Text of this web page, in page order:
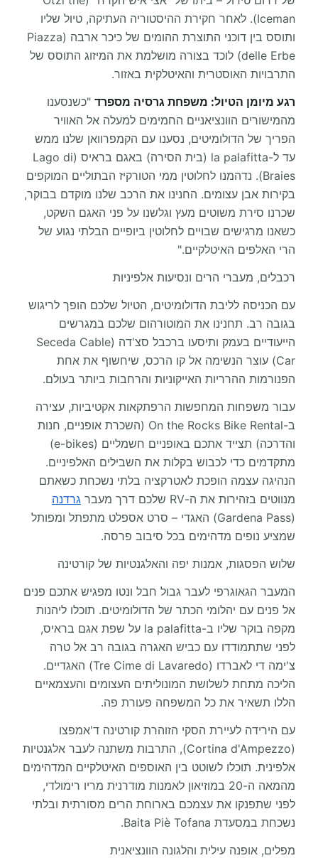
Iceman). לאחר חקירת ההיסטוריה העתיקה, טיול שליו
ותוסס בין דוכני התוצרת ההומים של כיכר ארבה (Piazza
delle Erbe) לוכד בצורה מושלמת את המיזוג התוסס של
התרבויות האוסטרית והאיטלקית באזור.
רגע מיומן הטיול: משפחת גרסיה מספרד "כשנסענו
מהמישורים הוונציאניים החמימים למעלה אל האוויר
הפריך של הדולומיטים, נסענו עם הקמפרוואן שלנו ממש
עד ל-la palafitta (בית הסירה) באגם בראיס (Lago di
Braies). נדהמנו לחלוטין ממי הטורקיז הבתוליים המוקפים
בקירות אבן עצומים. החנינו את הרכב שלנו מוקדם בבוקר,
שכרנו סירת משוטים מעץ וגלשנו על פני האגם השקט,
כשאנו מרגישים שבויים לחלוטין ביופיים הבלתי נגוע של
הרי האלפים האיטלקיים."
רכבלים, מעברי הרים ונסיעות אלפיניות
עם הכניסה לליבת הדולומיטים, הטיול שלכם הופך לריגוש
בגובה רב. תחנינו את המוטורהום שלכם במגרשים
הייעודיים בעמק ותיסעו ברכבל סצ'דה (Seceda Cable
Car) עוצר הנשימה אל קו הרכס, שיחשוף את אחת
הפנורמות ההרריות האייקוניות והרחבות ביותר בעולם.
עבור משפחות המחפשות הרפתקאות אקטיביות, עצירה
ב-On the Rocks Bike Rental (השכרת אופניים, חנות
והדרכה) תצייד אתכם באופניים חשמליים (e-bikes)
מתקדמים כדי לכבוש בקלות את השבילים האלפיניים.
הנהיגה עצמה הופכת לאטרקציה בלתי נשכחת כשאתם
מנווטים בזהירות את ה-RV שלכם דרך מעבר
גרדנה
(Gardena Pass) האגדי – סרט אספלט מתפתל ומפותל
שמציע נופים מדהימים בכל סיבוב פרסה.
שלוש הפסגות, אמנות יפה והאלגנטיות של קורטינה
המעבר הגאוגרפי לעבר גבול חבל ונטו מפגיש אתכם פנים
אל פנים עם יהלומי הכתר של הדולומיטים. תוכלו ליהנות
מקפה בוקר שליו ב-la palafitta על שפת אגם בראיס,
לפני שתתמודדו עם כביש האגרה בגובה רב אל טרה
צ'ימה די לאברדו (Tre Cime di Lavaredo) האגדיים.
הליכה מתחת לשלושת המונוליתים העצומים והעצמאיים
הללו תשאיר את כל המשפחה פעורת פה.
עם הירידה לעיירת הסקי הזוהרת קורטינה ד'אמפצו
(Cortina d'Ampezzo), התרבות משתנה לעבר אלגנטיות
אלפינית. תוכלו לשוטט בין האוספים האיטלקיים המדהימים
מהמאה ה-20 במוזיאון לאמנות מודרנית מריו רימולדי,
לפני שתפנקו את עצמכם בארוחת הרים מסורתית ובלתי
נשכחת במסעדת Baita Piè Tofana.
מפלים, אופנה עילית והלגונה הוונציאנית